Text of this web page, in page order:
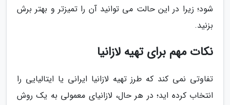
شود؛ زیرا در این حالت می توانید آن را تمیزتر و بهتر برش
بزنید.
نکات مهم برای تهیه لازانیا
تفاوتی نمی کند که طرز تهیه لازانیا ایرانی یا ایتالیایی را
انتخاب کرده اید؛ در هر حال، لازانیای معمولی به یک روش